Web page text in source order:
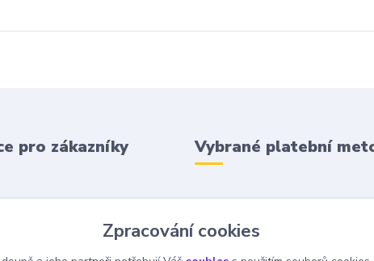
pro zákazníky Vybrané platební
Zpracování cookies